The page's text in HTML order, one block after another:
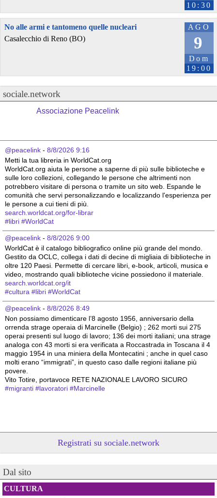
10:30
AGO
9
Dom
19:00
No alle armi e tantomeno quelle nucleari
Casalecchio di Reno (BO)
sociale.network
Associazione Peacelink
@peacelink - 8/8/2026 9:16
Metti la tua libreria in WorldCat.org
WorldCat.org aiuta le persone a saperne di più sulle biblioteche e
sulle loro collezioni, collegando le persone che altrimenti non
potrebbero visitare di persona o tramite un sito web. Espande le
comunità che servi personalizzando e localizzando l'esperienza per
le persone a cui tieni di più.
search.worldcat.org/for-librar
#libri #WorldCat
@peacelink - 8/8/2026 9:00
WorldCat è il catalogo bibliografico online più grande del mondo.
Gestito da OCLC, collega i dati di decine di migliaia di biblioteche in
oltre 120 Paesi. Permette di cercare libri, e-book, articoli, musica e
video, mostrando quali biblioteche vicine possiedono il materiale.
search.worldcat.org/it
#cultura #libri #WorldCat
@peacelink - 8/8/2026 8:49
Non possiamo dimenticare l’8 agosto 1956, anniversario della
orrenda strage operaia di Marcinelle (Belgio) ; 262 morti sui 275
operai presenti sul luogo di lavoro; 136 dei morti italiani; una strage
analoga con 43 morti si era verificata a Roccastrada in Toscana il 4
maggio 1954 in una miniera della Montecatini ; anche in quel caso
molti erano “immigrati”, in questo caso dalle regioni italiane più
povere.
Vito Totire, portavoce RETE NAZIONALE LAVORO SICURO
#migranti #lavoratori #Marcinelle
Registrati su sociale.network
Dal sito
CULTURA